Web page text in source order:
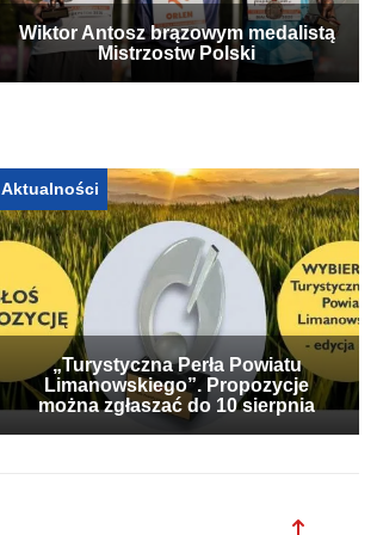
Wiktor Antosz brązowym medalistą
Mistrzostw Polski
Aktualności
„Turystyczna Perła Powiatu
Limanowskiego”. Propozycje
można zgłaszać do 10 sierpnia